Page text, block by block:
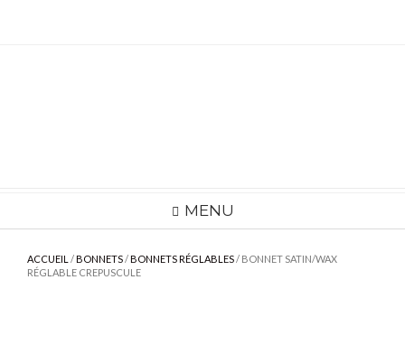
MENU
ACCUEIL /BONNETS/BONNETS RÉGLABLES/ BONNET SATIN/WAX
RÉGLABLE CREPUSCULE